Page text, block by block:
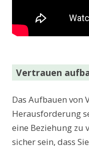
Vertrauen
Das Aufbauen von
Herausforderung
eine Beziehung zu
sicher sein, dass